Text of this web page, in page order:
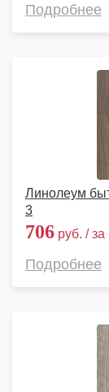
Подробнее
Линолеум
3
706 руб. / за
Подробнее